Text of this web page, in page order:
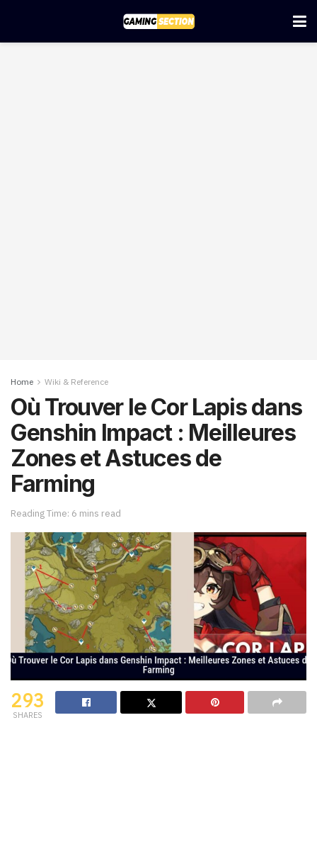
Home Wiki & Reference
Où Trouver le Cor Lapis dans
Genshin Impact : Meilleures
Zones et Astuces de
Farming
Reading Time: 6 mins read
293
SHARES